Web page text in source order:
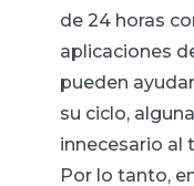
de 24 horas
aplicaciones
pueden
su ciclo,
innecesario al
Por lo tanto,